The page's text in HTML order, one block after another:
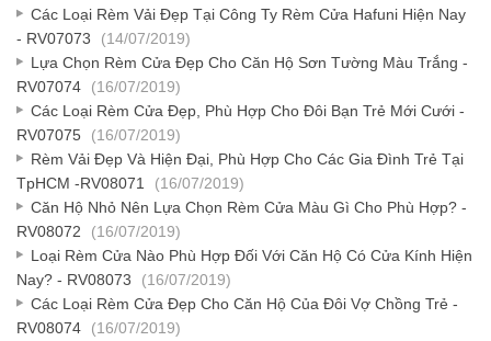
Các Loại Rèm Vải Đẹp Tại Công Ty Rèm Cửa Hafuni Hiện Nay
- RV07073
(14/07/2019)
Lựa Chọn Rèm Cửa Đẹp Cho Căn Hộ Sơn Tường Màu Trắng -
RV07074
(16/07/2019)
Các Loại Rèm Cửa Đẹp, Phù Hợp Cho Đôi Bạn Trẻ Mới Cưới -
RV07075
(16/07/2019)
Rèm Vải Đẹp Và Hiện Đại, Phù Hợp Cho Các Gia Đình Trẻ Tại
TpHCM -RV08071
(16/07/2019)
Căn Hộ Nhỏ Nên Lựa Chọn Rèm Cửa Màu Gì Cho Phù Hợp? -
RV08072
(16/07/2019)
Loại Rèm Cửa Nào Phù Hợp Đối Với Căn Hộ Có Cửa Kính Hiện
Nay? - RV08073
(16/07/2019)
Các Loại Rèm Cửa Đẹp Cho Căn Hộ Của Đôi Vợ Chồng Trẻ -
RV08074
(16/07/2019)